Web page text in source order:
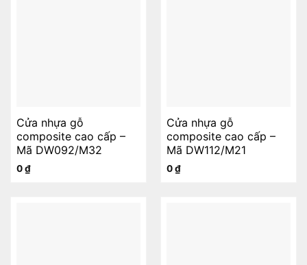
Cửa nhựa gỗ
composite cao cấp –
Mã DW092/M32
0₫
Cửa nhựa gỗ
composite cao cấp –
Mã DW112/M21
0₫